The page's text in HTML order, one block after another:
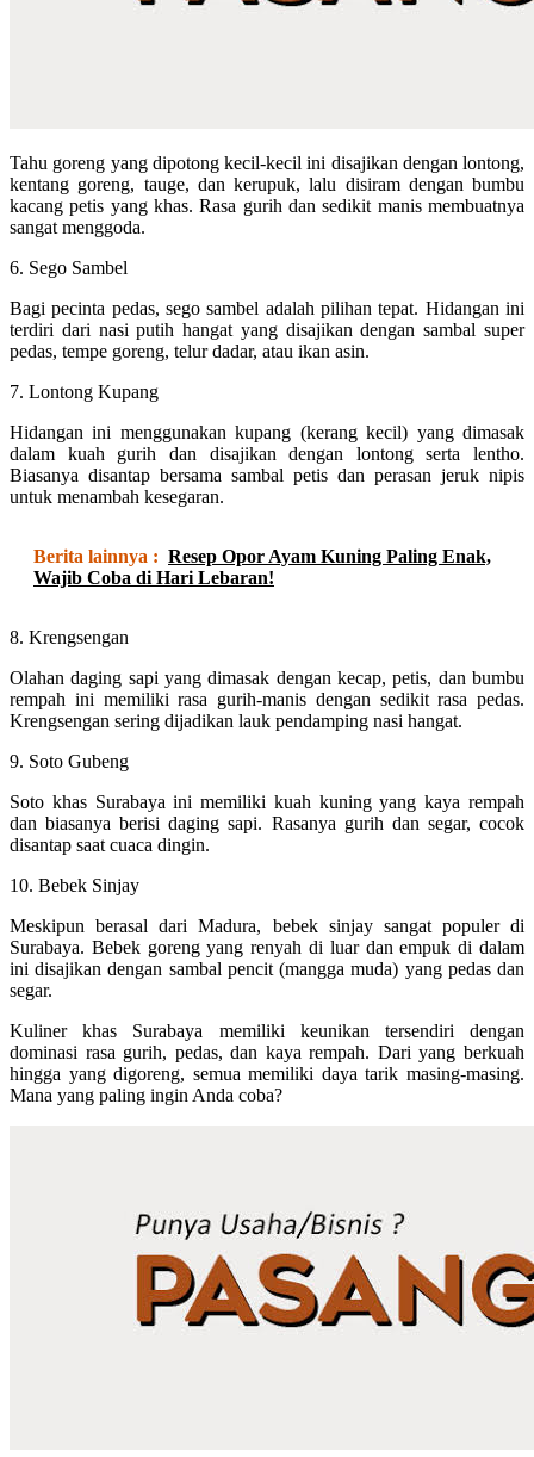
Tahu goreng yang dipotong kecil-kecil ini disajikan dengan lontong,
kentang goreng, tauge, dan kerupuk, lalu disiram dengan bumbu
kacang petis yang khas. Rasa gurih dan sedikit manis membuatnya
sangat menggoda.
6. Sego Sambel
Bagi pecinta pedas, sego sambel adalah pilihan tepat. Hidangan ini
terdiri dari nasi putih hangat yang disajikan dengan sambal super
pedas, tempe goreng, telur dadar, atau ikan asin.
7. Lontong Kupang
Hidangan ini menggunakan kupang (kerang kecil) yang dimasak
dalam kuah gurih dan disajikan dengan lontong serta lentho.
Biasanya disantap bersama sambal petis dan perasan jeruk nipis
untuk menambah kesegaran.
Berita lainnya : Resep Opor Ayam Kuning Paling Enak,
Wajib Coba di Hari Lebaran!
8. Krengsengan
Olahan daging sapi yang dimasak dengan kecap, petis, dan bumbu
rempah ini memiliki rasa gurih-manis dengan sedikit rasa pedas.
Krengsengan sering dijadikan lauk pendamping nasi hangat.
9. Soto Gubeng
Soto khas Surabaya ini memiliki kuah kuning yang kaya rempah
dan biasanya berisi daging sapi. Rasanya gurih dan segar, cocok
disantap saat cuaca dingin.
10. Bebek Sinjay
Meskipun berasal dari Madura, bebek sinjay sangat populer di
Surabaya. Bebek goreng yang renyah di luar dan empuk di dalam
ini disajikan dengan sambal pencit (mangga muda) yang pedas dan
segar.
Kuliner khas Surabaya memiliki keunikan tersendiri dengan
dominasi rasa gurih, pedas, dan kaya rempah. Dari yang berkuah
hingga yang digoreng, semua memiliki daya tarik masing-masing.
Mana yang paling ingin Anda coba?